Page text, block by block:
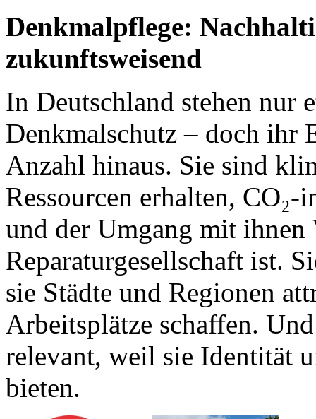
Denkmalpflege:
zukunftsweisend
In Deutschland stehen nur
Denkmalschutz – doch ihr
Anzahl hinaus. Sie sind
Ressourcen erhalten,
und der Umgang mit
Reparaturgesellschaft ist.
sie Städte und Regionen
Arbeitsplätze schaffen.
relevant, weil sie Identität
bieten.